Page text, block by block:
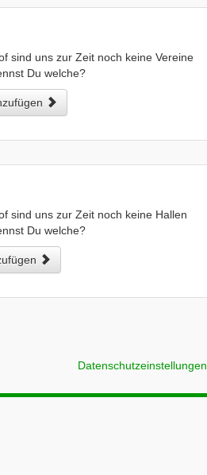
sind uns zur Zeit noch keine Vereine
Du welche?
sind uns zur Zeit noch keine Hallen
Du welche?
Datenschutzeinstellungen